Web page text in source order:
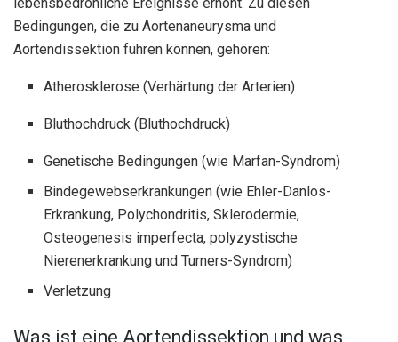
lebensbedrohliche Ereignisse erhöht. Zu diesen
Bedingungen, die zu Aortenaneurysma und
Aortendissektion führen können, gehören:
Atherosklerose (Verhärtung der Arterien)
Bluthochdruck (Bluthochdruck)
Genetische Bedingungen (wie Marfan-Syndrom)
Bindegewebserkrankungen (wie Ehler-Danlos-
Erkrankung, Polychondritis, Sklerodermie,
Osteogenesis imperfecta, polyzystische
Nierenerkrankung und Turners-Syndrom)
Verletzung
Was ist eine Aortendissektion und was